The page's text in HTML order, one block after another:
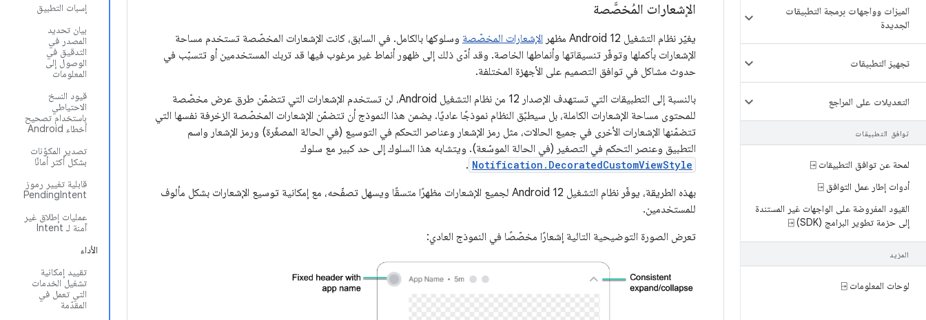
الميزات وواجهات برمجة التطبيقات
الجديدة
تجهيز التطبيقات
التعديلات على المراجع
توافق التطبيقات
لمحة عن توافق التطبيقات ⍈
أدوات إطار عمل التوافق ⍈
القيود المفروضة على الواجهات غير المستندة
إلى حزمة تطوير البرامج (SDK) ⍈
المزيد
لوحات المعلومات ⍈
إسبات التطبيق
بيان تحديد
المصدر في
التدقيق في
الوصول إلى
المعلومات
قيود النسخ
الاحتياطي
باستخدام تصحيح
أخطاء Android
تصدير المكوّنات
بشكل أكثر أمانًا
قابلية تغيير رموز
PendingIntent
عمليات إطلاق غير
آمنة لـ Intent
الأداء
تقييد إمكانية
تشغيل الخدمات
التي تعمل في
المقدّمة
الإشعارات المُخصَّصة
يغيّر نظام التشغيل Android 12 مظهر الإشعارات المخصّصة وسلوكها بالكامل. في السابق، كانت الإشعارات المخصّصة تستخدم مساحة
الإشعارات بأكملها وتوفّر تنسيقاتها وأنماطها الخاصة. وقد أدّى ذلك إلى ظهور أنماط غير مرغوب فيها قد تربك المستخدمين أو تتسبّب في
حدوث مشاكل في توافق التصميم على الأجهزة المختلفة.
بالنسبة إلى التطبيقات التي تستهدف الإصدار 12 من نظام التشغيل Android، لن تستخدم الإشعارات التي تتضمّن طرق عرض مخصّصة
للمحتوى مساحة الإشعارات الكاملة، بل سيطبّق النظام نموذجًا عاديًا. يضمن هذا النموذج أن تتضمّن الإشعارات المخصّصة الزخرفة نفسها التي
تتضمّنها الإشعارات الأخرى في جميع الحالات، مثل رمز الإشعار وعناصر التحكم في التوسيع (في الحالة المصغّرة) ورمز الإشعار واسم
التطبيق وعنصر التحكم في التصغير (في الحالة الموسّعة). ويتشابه هذا السلوك إلى حد كبير مع سلوك
Notification.DecoratedCustomViewStyle
.
بهذه الطريقة، يوفّر نظام التشغيل Android 12 لجميع الإشعارات مظهرًا متسقًا ويسهل تصفّحه، مع إمكانية توسيع الإشعارات بشكل مألوف
للمستخدمين.
تعرض الصورة التوضيحية التالية إشعارًا مخصّصًا في النموذج العادي: